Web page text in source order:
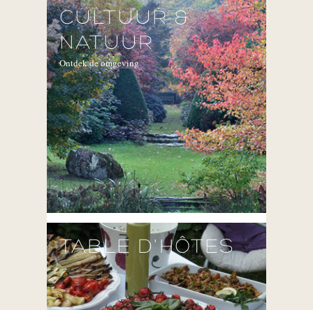
CULTUUR &
NATUUR
Ontdek de omgeving
TABLE D'HÔTES